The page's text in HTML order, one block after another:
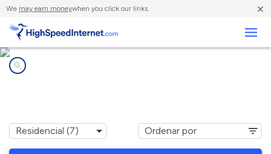
We may earn moneywhen you click our links. ×